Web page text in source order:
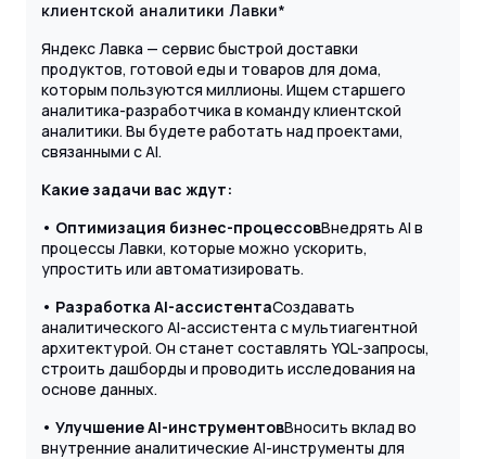
клиентской аналитики Лавки*
Яндекс Лавка — сервис быстрой доставки
продуктов, готовой еды и товаров для дома,
которым пользуются миллионы. Ищем старшего
аналитика-разработчика в команду клиентской
аналитики. Вы будете работать над проектами,
связанными с AI.
Какие задачи вас ждут:
• Оптимизация бизнес-процессовВнедрять AI в
процессы Лавки, которые можно ускорить,
упростить или автоматизировать.
• Разработка AI-ассистентаСоздавать
аналитического AI-ассистента с мультиагентной
архитектурой. Он станет составлять YQL-запросы,
строить дашборды и проводить исследования на
основе данных.
• Улучшение AI-инструментовВносить вклад во
внутренние аналитические AI-инструменты для